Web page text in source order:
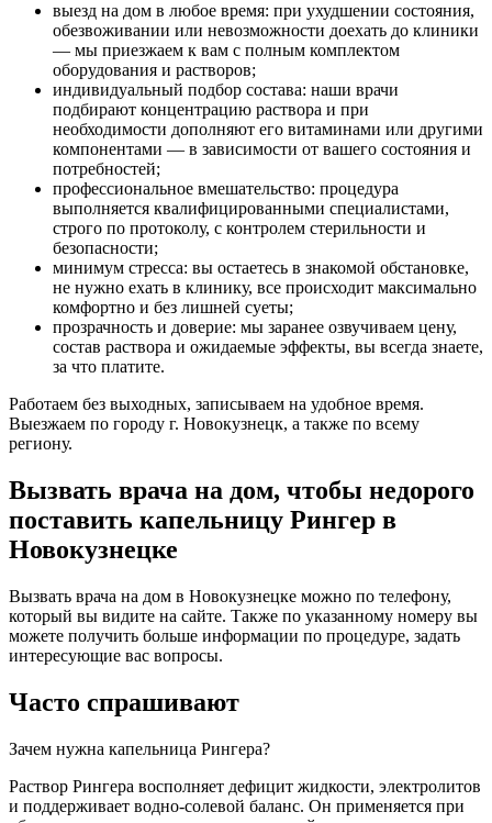
выезд на дом в любое время: при ухудшении состояния,
обезвоживании или невозможности доехать до клиники
— мы приезжаем к вам с полным комплектом
оборудования и растворов;
индивидуальный подбор состава: наши врачи
подбирают концентрацию раствора и при
необходимости дополняют его витаминами или другими
компонентами — в зависимости от вашего состояния и
потребностей;
профессиональное вмешательство: процедура
выполняется квалифицированными специалистами,
строго по протоколу, с контролем стерильности и
безопасности;
минимум стресса: вы остаетесь в знакомой обстановке,
не нужно ехать в клинику, все происходит максимально
комфортно и без лишней суеты;
прозрачность и доверие: мы заранее озвучиваем цену,
состав раствора и ожидаемые эффекты, вы всегда знаете,
за что платите.
Работаем без выходных, записываем на удобное время.
Выезжаем по городу г. Новокузнецк, а также по всему
региону.
Вызвать врача на дом, чтобы недорого
поставить капельницу Рингер в
Новокузнецке
Вызвать врача на дом в Новокузнецке можно по телефону,
который вы видите на сайте. Также по указанному номеру вы
можете получить больше информации по процедуре, задать
интересующие вас вопросы.
Часто спрашивают
Зачем нужна капельница Рингера?
Раствор Рингера восполняет дефицит жидкости, электролитов
и поддерживает водно-солевой баланс. Он применяется при